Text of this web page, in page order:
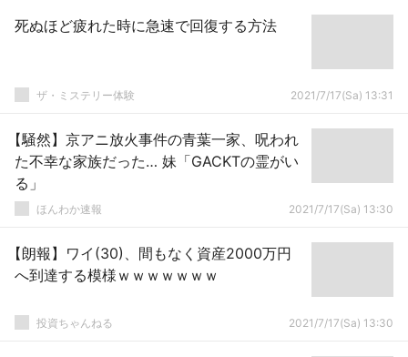
死ぬほど疲れた時に急速で回復する方法
ザ・ミステリー体験 2021/7/17(Sa) 13:31
【騒然】京アニ放火事件の青葉一家、呪われ
た不幸な家族だった… 妹「GACKTの霊がい
る」
ほんわか速報 2021/7/17(Sa) 13:30
【朗報】ワイ(30)、間もなく資産2000万円
へ到達する模様ｗｗｗｗｗｗｗ
投資ちゃんねる 2021/7/17(Sa) 13:30